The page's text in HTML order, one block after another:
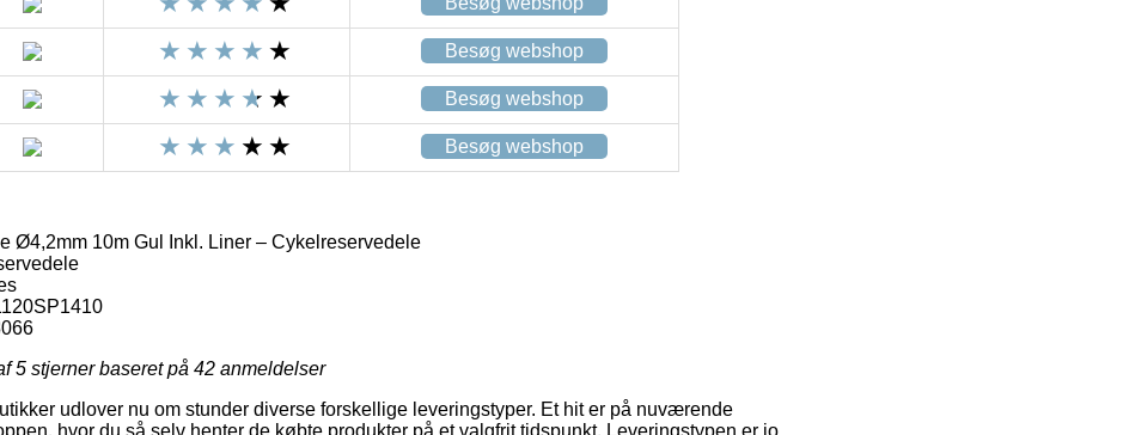
Besøg webshop
Besøg webshop
Besøg webshop
Ø4,2mm 10m Gul Inkl. Liner – Cykelreservedele
5 stjerner baseret på 42 anmeldelser
udlover nu om stunder diverse forskellige leveringstyper. Et hit er på nuværende
hvor du så selv henter de købte produkter på et valgfrit tidspunkt. Leveringstypen er jo